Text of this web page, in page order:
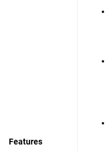
Features